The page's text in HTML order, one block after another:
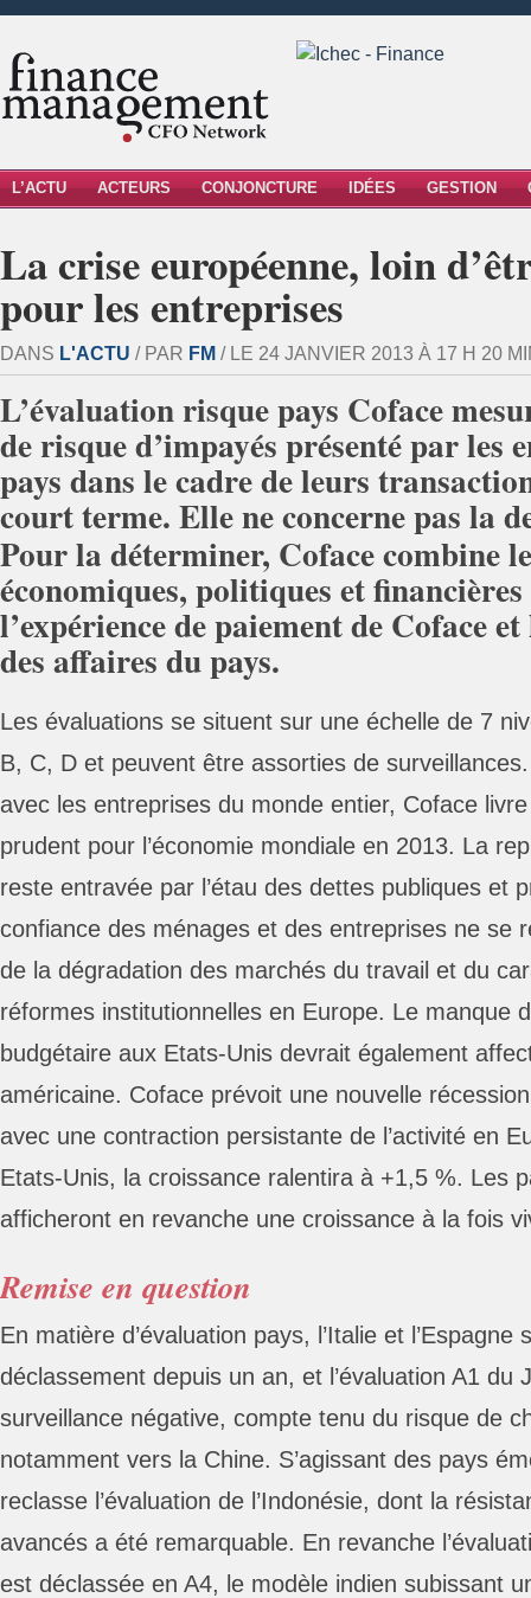
L’ACTU ACTEURS CONJONCTURE IDÉES GESTION
La crise européenne, loin
pour les entreprises
DANS L'ACTU / PAR FM / LE 24 JANVIER 2013 À 17 H 20
L’évaluation risque pays Coface
de risque d’impayés présenté par les
pays dans le cadre de leurs
court terme. Elle ne concerne pas la
Pour la déterminer, Coface combine
économiques, politiques et
l’expérience de paiement de Coface
des affaires du pays.
Les évaluations se situent sur une échelle de 7
B, C, D et peuvent être assorties de
avec les entreprises du monde entier, Coface
prudent pour l’économie mondiale en 2013. La
reste entravée par l’étau des dettes publiques et
confiance des ménages et des entreprises ne se
de la dégradation des marchés du travail et du
réformes institutionnelles en Europe. Le manque
budgétaire aux Etats-Unis devrait également
américaine. Coface prévoit une nouvelle
avec une contraction persistante de l’activité en
Etats-Unis, la croissance ralentira à +1,5 %. Les
afficheront en revanche une croissance à la fois
Remise en question
En matière d’évaluation pays, l’Italie et
déclassement depuis un an, et l’évaluation A1 du
surveillance négative, compte tenu du risque de
notamment vers la Chine. S’agissant des pays
reclasse l’évaluation de l’Indonésie, dont la
avancés a été remarquable. En revanche
est déclassée en A4, le modèle indien subissant